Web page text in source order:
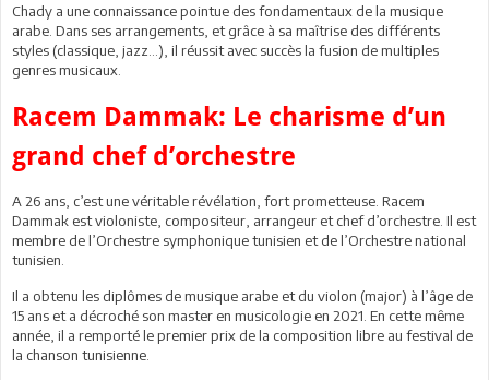
Chady a une connaissance pointue des fondamentaux de la musique
arabe. Dans ses arrangements, et grâce à sa maîtrise des différents
styles (classique, jazz…), il réussit avec succès la fusion de multiples
genres musicaux.
Racem Dammak: Le charisme d’un
grand chef d’orchestre
A 26 ans, c’est une véritable révélation, fort prometteuse. Racem
Dammak est violoniste, compositeur, arrangeur et chef d’orchestre. Il est
membre de l’Orchestre symphonique tunisien et de l’Orchestre national
tunisien.
Il a obtenu les diplômes de musique arabe et du violon (major) à l’âge de
15 ans et a décroché son master en musicologie en 2021. En cette même
année, il a remporté le premier prix de la composition libre au festival de
la chanson tunisienne.